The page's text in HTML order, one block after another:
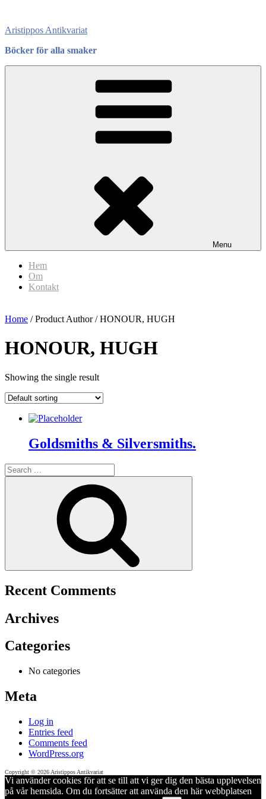
content
Aristippos Antikvariat
Böcker för alla smaker
Menu
Hem
Om
Kontakt
Home / Product Author / HONOUR, HUGH
HONOUR, HUGH
Showing the single result
Goldsmiths & Silversmiths.
Search
for:
Recent Comments
Archives
Categories
No categories
Meta
Log in
Entries feed
Comments feed
WordPress.org
Copyright © 2026 Aristippos Antikvariat
Vi använder cookies för att se till att vi ger dig den bästa upplevelsen
på vår hemsida. Om du fortsätter att använda den här webbplatsen